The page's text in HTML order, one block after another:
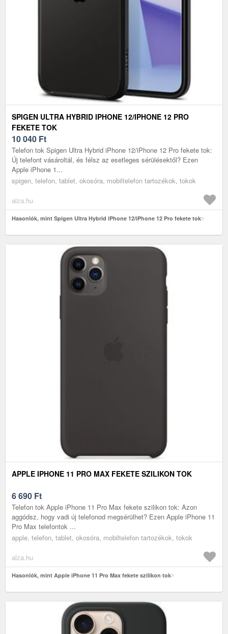
SPIGEN ULTRA HYBRID IPHONE 12/IPHONE 12 PRO
FEKETE TOK
10 040 Ft
Telefon tok Spigen Ultra Hybrid iPhone 12/iPhone 12 Pro fekete tok:
Új telefont vásároltál, és félsz az esetleges sérülésektől? Ezen
Apple iPhone 1...
spigen, telefon, tablet, okosóra, mobiltelefon tartozékok, tokok
alza.hu
Hasonlók, mint Spigen Ultra Hybrid iPhone 12/iPhone 12 Pro fekete tok
APPLE IPHONE 11 PRO MAX FEKETE SZILIKON TOK
6 690 Ft
Telefon tok Apple iPhone 11 Pro Max fekete szilikon tok: Azon
aggódsz, hogy vadi új telefonod megsérülhet? Ezen Apple iPhone 11
Pro Max telefontok ...
apple, telefon, tablet, okosóra, mobiltelefon tartozékok, tokok
alza.hu
Hasonlók, mint Apple iPhone 11 Pro Max fekete szilikon tok